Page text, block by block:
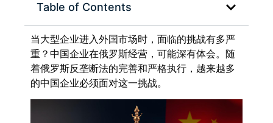
Table of Contents
当大型企业进入外国市场时，面临的挑战有多严
重？中国企业在俄罗斯经营，可能深有体会。随
着俄罗斯反垄断法的完善和严格执行，越来越多
的中国企业必须面对这一挑战。